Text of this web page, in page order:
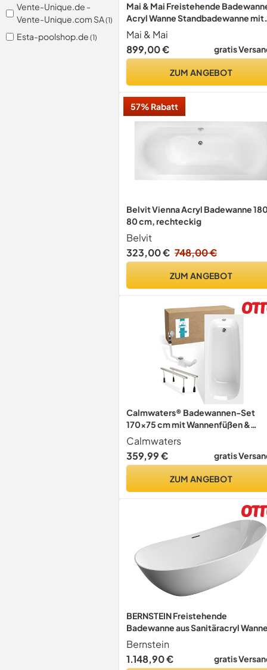
Vente-Unique.de -
Vente-Unique.com SA(1)
Esta-poolshop.de (1)
Mai & Mai Freistehende
Acryl Wanne Standbadewanne mit
Armatur 170x80x60 cm V605
Mai & Mai
899,00 €
gratis
ZUM ANGEBOT
57% Rabatt
Belvit Vienna Acryl Badewanne
80 cm, rechteckig
Belvit
323,00 € 748,00 €
ZUM ANGEBOT
Calmwaters® Badewannen-Set
170x75 cm mit Wannenfüßen &
Ablaufgarnitur, Acrylwanne Original,
ergonomische Körperform-Wanne
komplett Set, 170 x 75 cm, Weiß,
Calmwaters
359,99 €
gratis
ZUM ANGEBOT
BERNSTEIN Freistehende
Badewanne aus Sanitäracryl Wanne
mit Doppelwandiger Konstruktion
170 x 80 x 58 cm - 5 Jahre Garantie -
Standbadewanne Dalia in Weiß
Bernstein
1.148,90 €
gratis